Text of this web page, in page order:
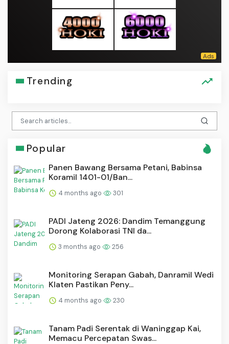
Trending
Popular
Panen Bawang Bersama Petani, Babinsa
Koramil 1401-01/Ban...
4 months ago 301
PADI Jateng 2026: Dandim Temanggung
Dorong Kolaborasi TNI da...
3 months ago 256
Monitoring Serapan Gabah, Danramil Wedi
Klaten Pastikan Peny...
4 months ago 230
Tanam Padi Serentak di Waninggap Kai,
Memacu Percepatan Swas...